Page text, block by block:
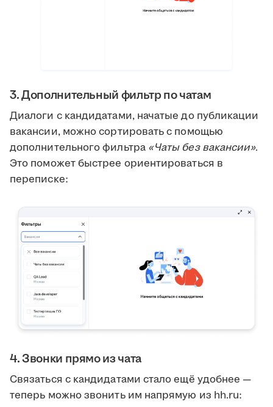
3. Дополнительный фильтр по чатам
Диалоги с кандидатами, начатые до публикации
вакансии, можно сортировать с помощью
дополнительного фильтра «Чаты без вакансии».
Это поможет быстрее ориентироваться в
переписке:
4. Звонки прямо из чата
Связаться с кандидатами стало ещё удобнее —
теперь можно звонить им напрямую из hh.ru: